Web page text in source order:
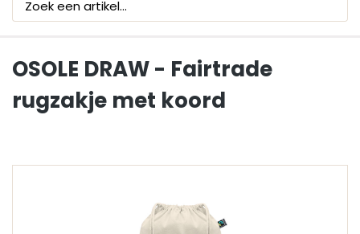
OSOLE DRAW - Fairtrade
rugzakje met koord